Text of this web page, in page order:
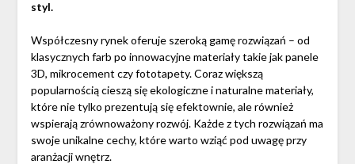
styl.
Współczesny rynek oferuje szeroką gamę rozwiązań – od
klasycznych farb po innowacyjne materiały takie jak panele
3D, mikrocement czy fototapety. Coraz większą
popularnością cieszą się ekologiczne i naturalne materiały,
które nie tylko prezentują się efektownie, ale również
wspierają zrównoważony rozwój. Każde z tych rozwiązań ma
swoje unikalne cechy, które warto wziąć pod uwagę przy
aranżacji wnętrz.